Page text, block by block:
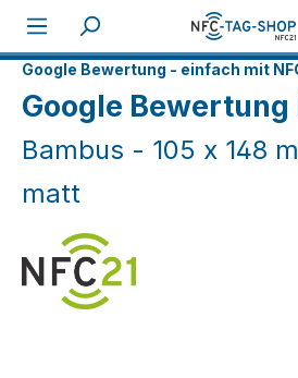
Zum Hauptinhalt springen
Google Bewertung - einfach mit
Google Bewertung
Bambus - 105 x 148
matt